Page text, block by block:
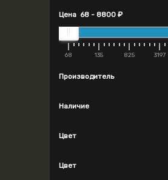
Цена 68 -8800 ₽
68 135 825 3197
Производитель
Наличие
Цвет
Цвет